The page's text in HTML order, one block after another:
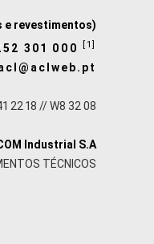
e revestimentos)
301 000 [1]
22 18 // W8 32 08
Industrial S.A
TÉCNICOS